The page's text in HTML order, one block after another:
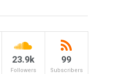
23.9k
Followers
99
Subscribers